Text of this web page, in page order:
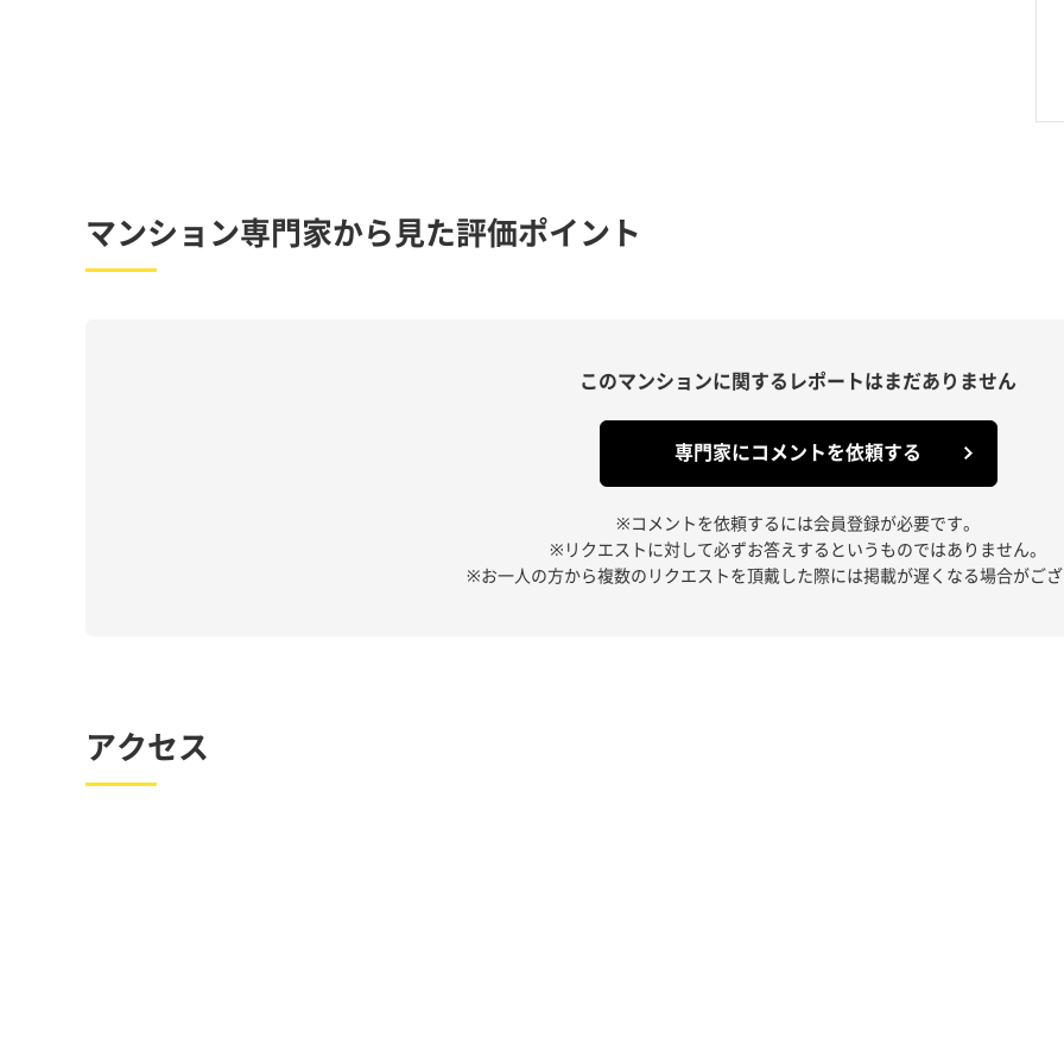
マンション専門家から見た評価ポイント
このマンションに関する レポートはまだありません
専門家にコメントを依頼する
※コメントを依頼するには会員登録が必要です。
※リクエストに対して必ずお答えするというものではありません。
※お一人の方から複数のリクエストを頂戴した際には掲載が遅くなる場合がご
アクセス